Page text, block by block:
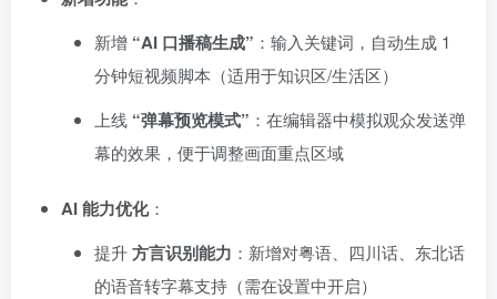
新增 “AI 口播稿生成” ：输入关键词，自动生成 1
分钟短视频脚本（适用于知识区/生活区）
上线 “弹幕预览模式” ：在编辑器中模拟观众发送弹
幕的效果，便于调整画面重点区域
AI 能力优化：
提升方言识别能力 ：新增对粤语、四川话、东北话
的语音转字幕支持（需在设置中开启）